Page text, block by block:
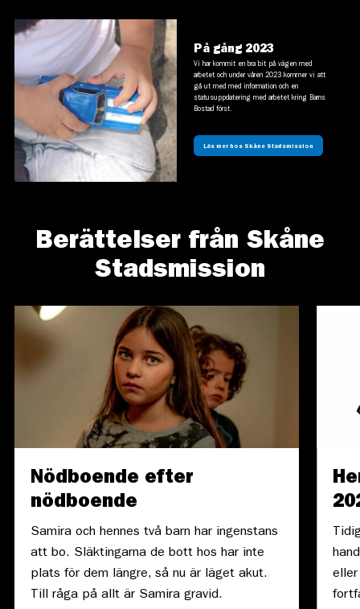
På gång 2023
Vi har kommit en bra bit på vägen med
arbetet och under våren 2023 kommer vi att
gå ut med med information och en
statusuppdatering med arbetet kring Barns
Bostad först.
Läs mer hos Skåne Stadsmission
Berättelser från Skåne
Stadsmission
Nödboende efter
nödboende
Samira och hennes två barn har ingenstans
att bo. Släktingarna de bott hos har inte
plats för dem längre, så nu är läget akut.
Till råga på allt är Samira gravid.